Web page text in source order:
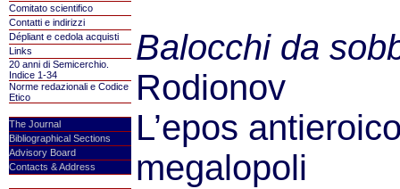
Comitato scientifico
Contatti e indirizzi
Dépliant e cedola acquisti
Links
20 anni di Semicerchio.
Indice 1-34
Norme redazionali e Codice
Etico
The Journal
Bibliographical Sections
Advisory Board
Contacts & Address
Balocchi da
Rodionov
L’epos
megalopoli